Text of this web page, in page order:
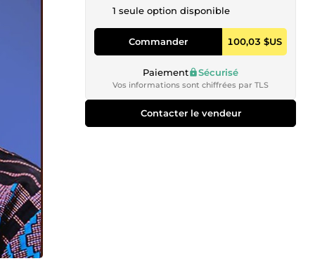
1 seule option disponible
Commander 100,03 $US
Paiement Sécurisé
Vos informations sont chiffrées par TLS
Contacter le vendeur